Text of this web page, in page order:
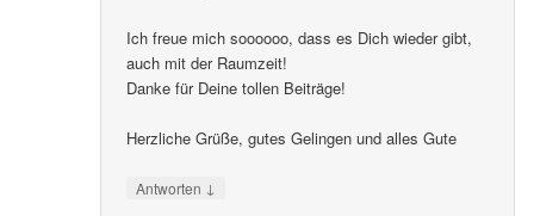
Ich freue mich soooooo, dass es Dich wieder gibt,
auch mit der Raumzeit!
Danke für Deine tollen Beiträge!
Herzliche Grüße, gutes Gelingen und alles Gute
Antworten ↓